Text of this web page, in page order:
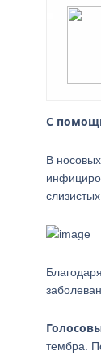
С
В
слизистых.
тембра.